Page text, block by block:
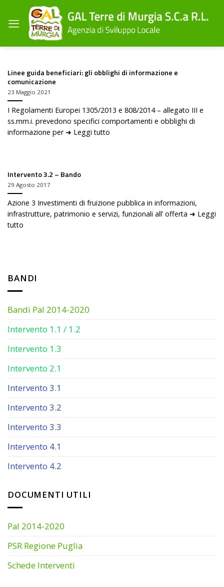
contenuti
BANDI
Bandi Pal 2014-2020
Intervento 1.1 / 1.2
Intervento 1.3
Intervento 2.1
Intervento 3.1
Intervento 3.2
Intervento 3.3
Intervento 4.1
Intervento 4.2
DOCUMENTI UTILI
Pal 2014-2020
PSR Regione Puglia
Schede Interventi
Linee guida beneficiari: gli obblighi di informazione e
comunicazione
23 Maggio 2021
I Regolamenti Europei 1305/2013 e 808/2014 – allegato III e
ss.mm.i. prevedono specifici comportamenti e obblighi di
informazione per ➜ Leggi tutto
Intervento 3.2 – Bando
29 Agosto 2017
Azione 3 Investimenti di fruizione pubblica in informazioni,
infrastrutture, patrimonio e servizi, funzionali all’ offerta ➜ Leggi
tutto